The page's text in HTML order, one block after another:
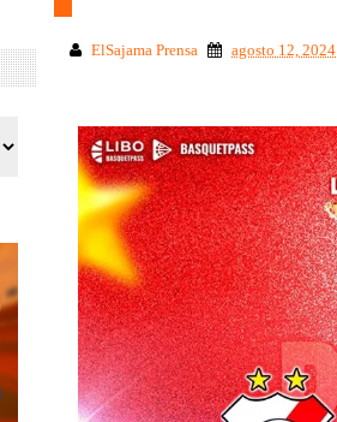
ElSajama Prensa agosto 12, 2024